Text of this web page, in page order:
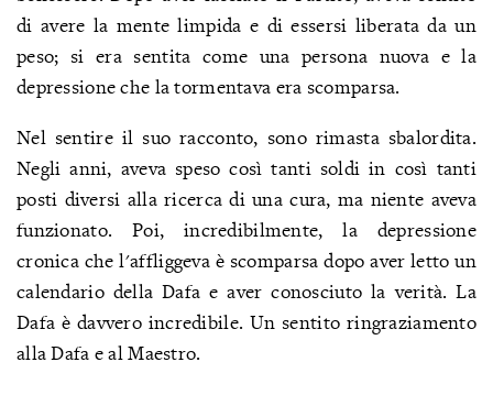
di avere la mente limpida e di essersi liberata da un
peso; si era sentita come una persona nuova e la
depressione che la tormentava era scomparsa.
Nel sentire il suo racconto, sono rimasta sbalordita.
Negli anni, aveva speso così tanti soldi in così tanti
posti diversi alla ricerca di una cura, ma niente aveva
funzionato. Poi, incredibilmente, la depressione
cronica che l'affliggeva è scomparsa dopo aver letto un
calendario della Dafa e aver conosciuto la verità. La
Dafa è davvero incredibile. Un sentito ringraziamento
alla Dafa e al Maestro.